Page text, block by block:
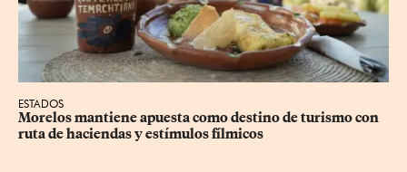
ESTADOS
Morelos mantiene apuesta como destino de turismo con
ruta de haciendas y estímulos fílmicos